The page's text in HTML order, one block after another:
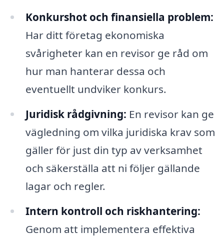
Konkurshot och finansiella problem:
Har ditt företag ekonomiska
svårigheter kan en revisor ge råd om
hur man hanterar dessa och
eventuellt undviker konkurs.
Juridisk rådgivning: En revisor kan ge
vägledning om vilka juridiska krav som
gäller för just din typ av verksamhet
och säkerställa att ni följer gällande
lagar och regler.
Intern kontroll och riskhantering:
Genom att implementera effektiva